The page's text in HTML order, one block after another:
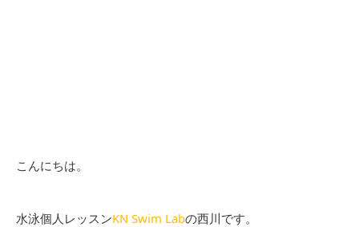
こんにちは。
水泳個人レッスンKN Swim Labの西川です。